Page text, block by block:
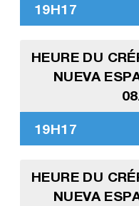
19H17
HEURE DU
NUEVA
19H17
HEURE DU
NUEVA